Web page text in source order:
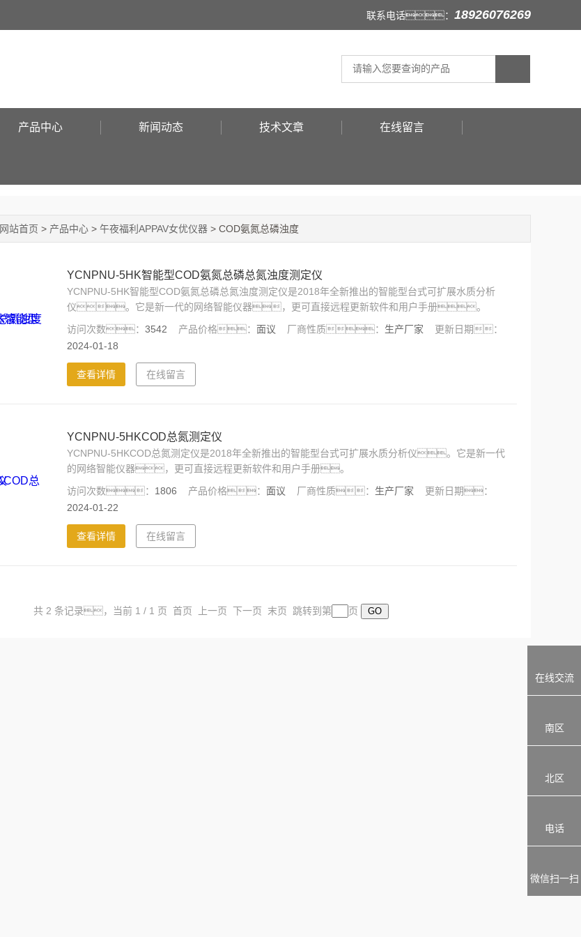
联系电话： 18926076269
产品中心 新闻动态 技术文章 在线留言
网站首页 > 产品中心 > 午夜福利APPAV女优仪器 > COD氨氮总磷浊度
YCNPNU-5HK智能型COD氨氮总磷总氮浊度测定仪
YCNPNU-5HK智能型COD氨氮总磷总氮浊度测定仪是2018年全新推出的智能型台式可扩展水质分析
仪。它是新一代的网络智能仪器，更可直接远程更新软件和用户手册。
访问次数：3542 产品价格：面议 厂商性质： 生产厂家 更新日期：
2024-01-18
查看详情 在线留言
YCNPNU-5HKCOD总氮测定仪
YCNPNU-5HKCOD总氮测定仪是2018年全新推出的智能型台式可扩展水质分析仪。它是新一代
的网络智能仪器，更可直接远程更新软件和用户手册。
访问次数： 1806 产品价格：面议 厂商性质： 生产厂家 更新日期：
2024-01-22
查看详情 在线留言
共 2 条记录，当前 1 / 1 页 首页 上一页 下一页 末页 跳转到第 页
在线交流
南区
北区
电话
微信扫一扫